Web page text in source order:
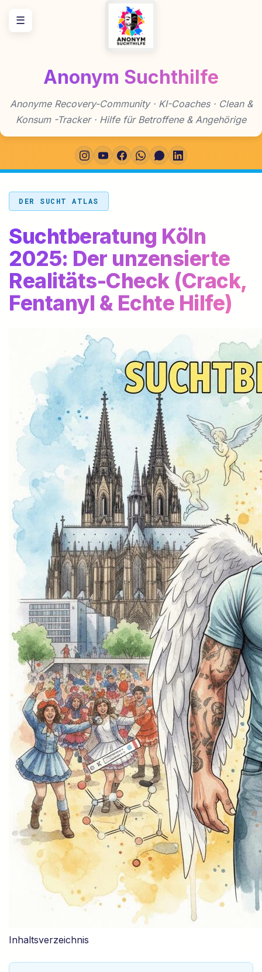
Inhalt
springen
Anonym Suchthilfe
Anonyme Recovery-Community · KI-Coaches · Clean &
Konsum -Tracker · Hilfe für Betroffene & Angehörige
DER SUCHT ATLAS
Suchtberatung Köln
2025: Der unzensierte
Realitäts-Check (Crack,
Fentanyl & Echte Hilfe)
Inhaltsverzeichnis
☰